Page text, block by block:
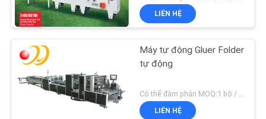
LIÊN HỆ
Máy tự động Gluer Folder
tự động
LIÊN HỆ